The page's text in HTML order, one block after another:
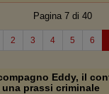
Pagina 7 di 40
2 3 4 5 6
Eddy, il
prassi criminale